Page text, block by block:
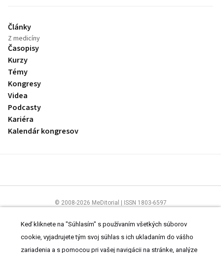
Články
Z medicíny
Časopisy
Kurzy
Témy
Kongresy
Videa
Podcasty
Kariéra
Kalendár kongresov
© 2008-2026 MeDitorial | ISSN 1803-6597
ČítajteprehlásenieaZásady spracovania osobných údajov
Keď kliknete na "Súhlasím" s používaním všetkých súborov
cookie, vyjadrujete tým svoj súhlas s ich ukladaním do vášho
zariadenia a s pomocou pri vašej navigácii na stránke, analýze